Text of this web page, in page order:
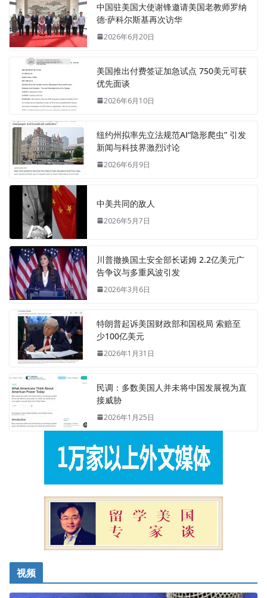
中国驻美国大使谢锋邀请美国老教师罗纳
德·萨科尔斯基再次访华
2026年6月20日
美国推出付费签证加急试点 750美元可获
优先面谈
2026年6月10日
纽约州拟率先立法规范AI“隐形爬虫” 引发
新闻与科技界激烈讨论
2026年6月9日
中美共同的敌人
2026年5月7日
川普撤换国土安全部长诺姆 2.2亿美元广
告争议与多重风波引发
2026年3月6日
特朗普起诉美国财政部和国税局 索赔至
少100亿美元
2026年1月31日
民调：多数美国人并未将中国发展视为直
接威胁
2026年1月25日
视频